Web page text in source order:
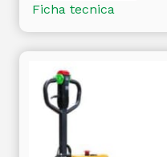
Ficha tecnica